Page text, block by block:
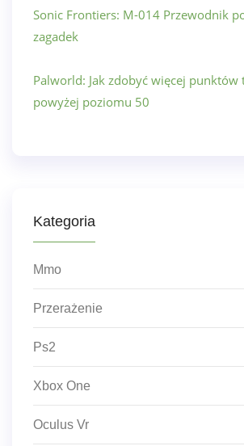
Sonic Frontiers: M-014 Przewodnik
zagadek
Palworld: Jak zdobyć więcej punktów
powyżej poziomu 50
Kategoria
Mmo
Przerażenie
Ps2
Xbox One
Oculus Vr